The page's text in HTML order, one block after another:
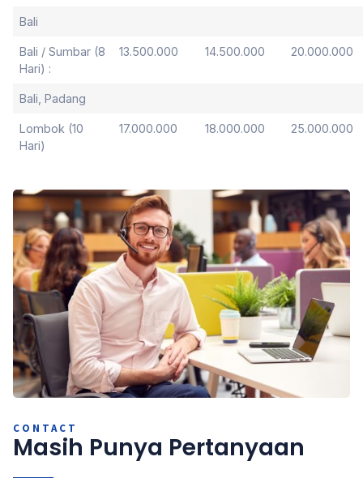
Bali
Bali / Sumbar (8
Hari) :
13.500.000 14.500.000 20.000.000
Bali, Padang
Lombok (10
Hari)
17.000.000 18.000.000 25.000.000
CONTACT
Masih Punya Pertanyaan